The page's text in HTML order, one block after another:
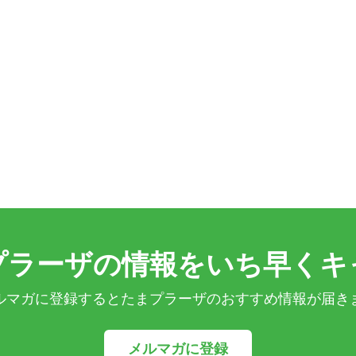
ーザの情報をいち早くキ
マガに登録するとたまプラーザのおすすめ情報が届き
メルマガに登録